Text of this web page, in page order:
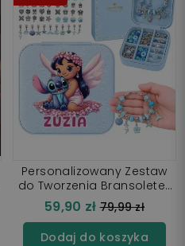
Personalizowany Zestaw
do Tworzenia Bransoletek
Charms Lilo i Stitch z
Imieniem + Szkatułka Stich
59,90 zł Cena
regularna
79,99 zł
Dodaj do koszyka